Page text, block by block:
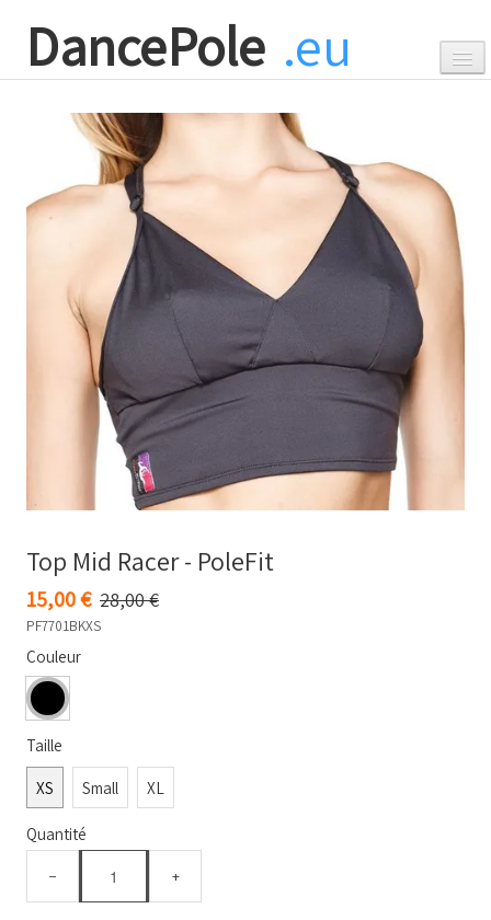
DancePole .eu
Barre de pole dance▼
Accessoires
Promotions▼
Top Mid Racer - PoleFit
15,00 € 28,00 €
PF7701BKXS
Couleur
Taille
XS
Small XL
Quantité
− +